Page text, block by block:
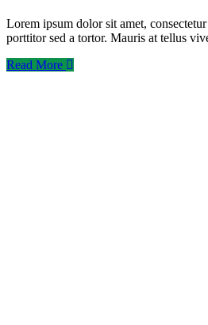
Lorem ipsum dolor sit amet,
porttitor sed a tortor. Mauris at tellus
Read More